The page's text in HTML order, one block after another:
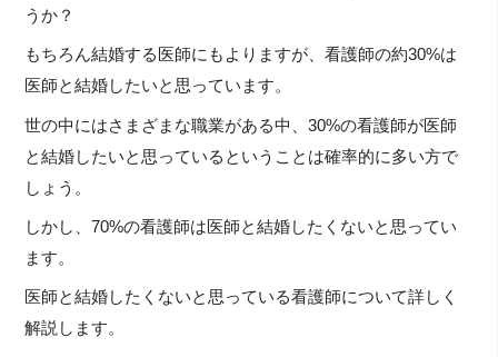
うか？
もちろん結婚する医師にもよりますが、看護師の約30%は
医師と結婚したいと思っています。
世の中にはさまざまな職業がある中、30%の看護師が医師
と結婚したいと思っているということは確率的に多い方で
しょう。
しかし、70%の看護師は医師と結婚したくないと思ってい
ます。
医師と結婚したくないと思っている看護師について詳しく
解説します。